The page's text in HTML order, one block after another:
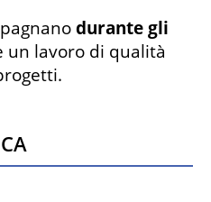
durante gli
un lavoro di qualità